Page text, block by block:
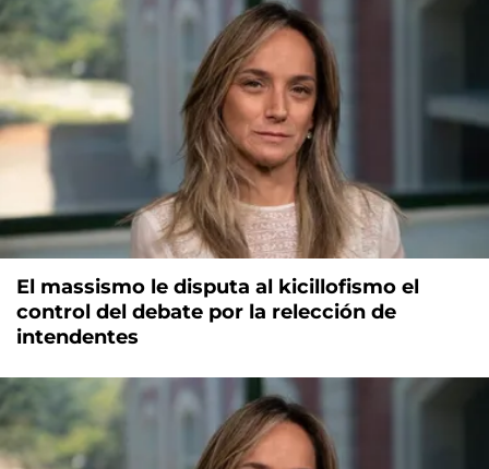
El massismo le disputa al kicillofismo el
control del debate por la relección de
intendentes